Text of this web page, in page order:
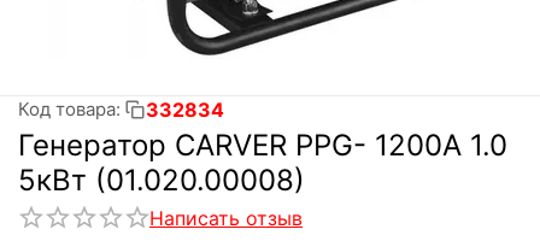
Код товара: 332834
Генератор CARVER PPG- 1200А 1.0
5кВт (01.020.00008)
Написать отзыв